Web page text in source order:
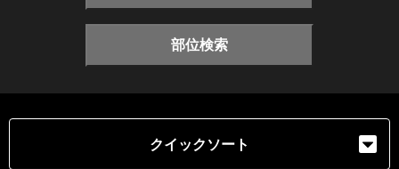
部位検索
クイックソート